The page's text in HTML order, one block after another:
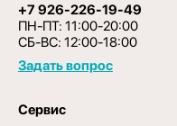
+7 926-226-19-49
ПН-ПТ: 11:00-20:00
СБ-ВС: 12:00-18:00
Задать вопрос
Сервис